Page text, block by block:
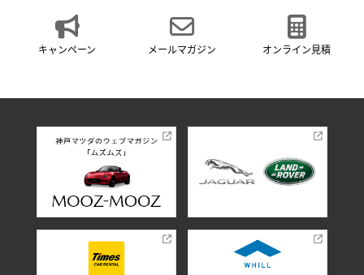
キャンペーン メールマガジン オンライン見積